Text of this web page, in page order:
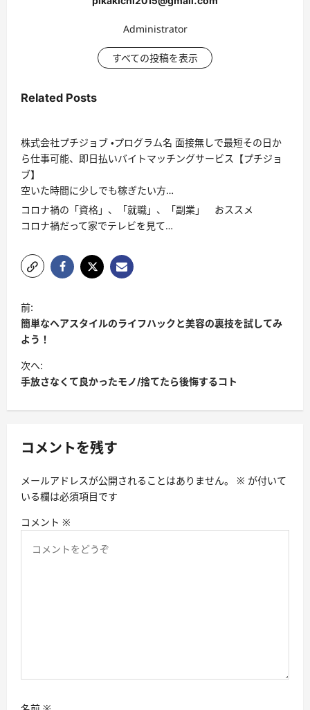
Administrator
すべての投稿を表示
Related Posts
株式会社プチジョブ ・プログラム名 面接無しで最短その日か
ら仕事可能、即日払いバイトマッチングサービス【プチジョ
ブ】
空いた時間に少しでも稼ぎたい方…
コロナ禍の「資格」、「就職」、「副業」 おススメ
コロナ禍だって家でテレビを見て…
投
稿
ナ
ビ
ゲ
ー
ョ
前:
簡単なヘアスタイルのライフハックと美容の裏技を試してみ
よう！
次へ:
手放さなくて良かったモノ/捨てたら後悔するコト
コメントを残す
メールアドレスが公開されることはありません。 ※ が付いて
いる欄は必須項目です
コメント ※